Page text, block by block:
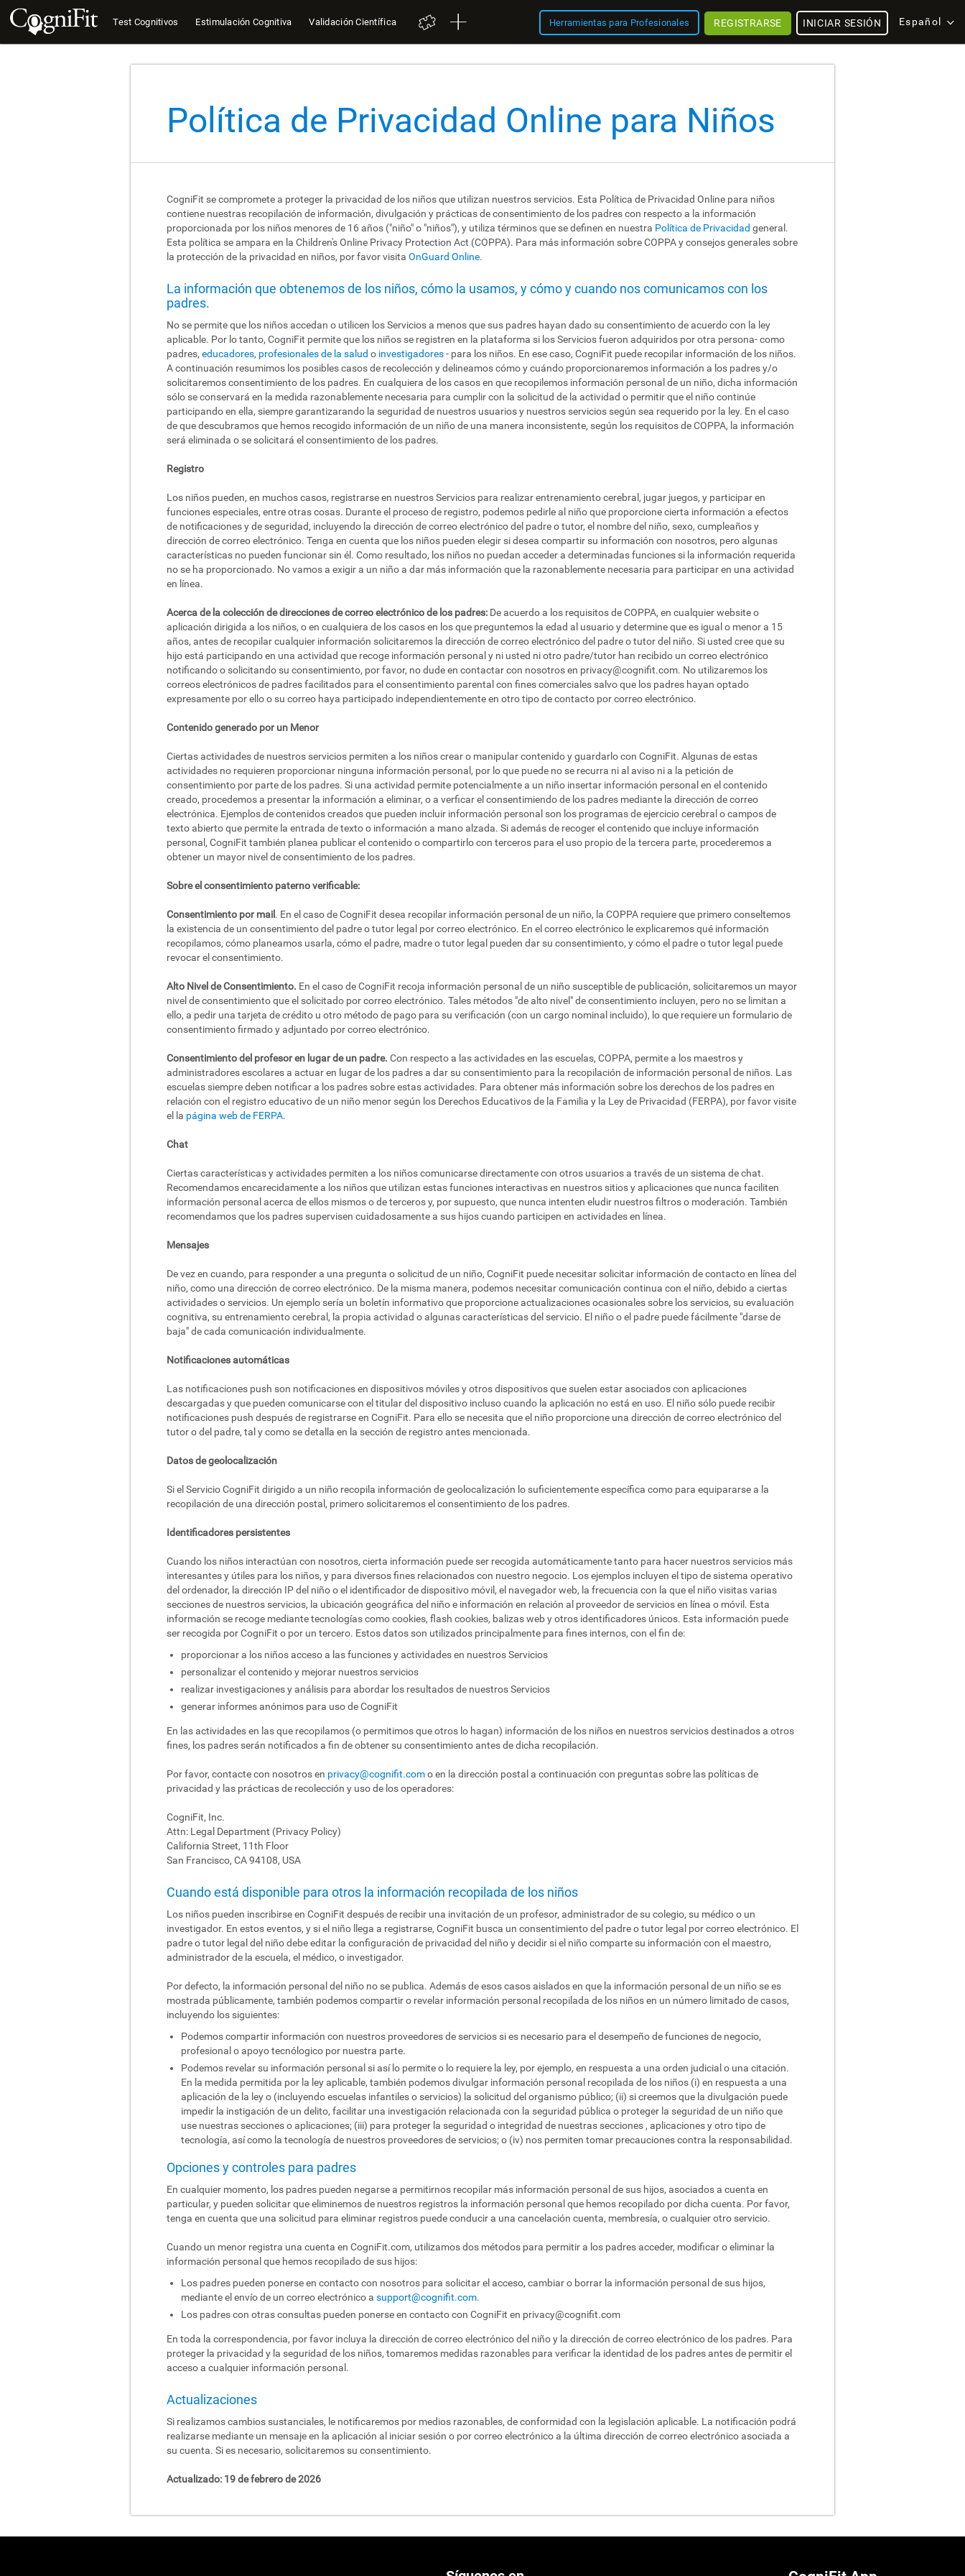
Test Cognitivos Estimulación Cognitiva Validación Científica Herramientas para Profesionales Español
INICIAR SESIÓN
REGISTRARSE
Política de Privacidad Online para Niños
CogniFit se compromete a proteger la privacidad de los niños que utilizan nuestros servicios. Esta Política de Privacidad Online para niños
contiene nuestras recopilación de información, divulgación y prácticas de consentimiento de los padres con respecto a la información
proporcionada por los niños menores de 16 años ("niño" o "niños"), y utiliza términos que se definen en nuestra Política de Privacidad general.
Esta política se ampara en la Children's Online Privacy Protection Act (COPPA). Para más información sobre COPPA y consejos generales sobre
la protección de la privacidad en niños, por favor visita OnGuard Online.
La información que obtenemos de los niños, cómo la usamos, y cómo y cuando nos comunicamos con los
padres.
No se permite que los niños accedan o utilicen los Servicios a menos que sus padres hayan dado su consentimiento de acuerdo con la ley
aplicable. Por lo tanto, CogniFit permite que los niños se registren en la plataforma si los Servicios fueron adquiridos por otra persona- como
padres, educadores, profesionales de la salud o investigadores- para los niños. En ese caso, CogniFit puede recopilar información de los niños.
A continuación resumimos los posibles casos de recolección y delineamos cómo y cuándo proporcionaremos información a los padres y/o
solicitaremos consentimiento de los padres. En cualquiera de los casos en que recopilemos información personal de un niño, dicha información
sólo se conservará en la medida razonablemente necesaria para cumplir con la solicitud de la actividad o permitir que el niño continúe
participando en ella, siempre garantizarando la seguridad de nuestros usuarios y nuestros servicios según sea requerido por la ley. En el caso
de que descubramos que hemos recogido información de un niño de una manera inconsistente, según los requisitos de COPPA, la información
será eliminada o se solicitará el consentimiento de los padres.
Registro
Los niños pueden, en muchos casos, registrarse en nuestros Servicios para realizar entrenamiento cerebral, jugar juegos, y participar en
funciones especiales, entre otras cosas. Durante el proceso de registro, podemos pedirle al niño que proporcione cierta información a efectos
de notificaciones y de seguridad, incluyendo la dirección de correo electrónico del padre o tutor, el nombre del niño, sexo, cumpleaños y
dirección de correo electrónico. Tenga en cuenta que los niños pueden elegir si desea compartir su información con nosotros, pero algunas
características no pueden funcionar sin él. Como resultado, los niños no puedan acceder a determinadas funciones si la información requerida
no se ha proporcionado. No vamos a exigir a un niño a dar más información que la razonablemente necesaria para participar en una actividad
en línea.
Acerca de la colección de direcciones de correo electrónico de los padres: De acuerdo a los requisitos de COPPA, en cualquier website o
aplicación dirigida a los niños, o en cualquiera de los casos en los que preguntemos la edad al usuario y determine que es igual o menor a 15
años, antes de recopilar cualquier información solicitaremos la dirección de correo electrónico del padre o tutor del niño. Si usted cree que su
hijo está participando en una actividad que recoge información personal y ni usted ni otro padre/tutor han recibido un correo electrónico
notificando o solicitando su consentimiento, por favor, no dude en contactar con nosotros en privacy@cognifit.com. No utilizaremos los
correos electrónicos de padres facilitados para el consentimiento parental con fines comerciales salvo que los padres hayan optado
expresamente por ello o su correo haya participado independientemente en otro tipo de contacto por correo electrónico.
Contenido generado por un Menor
Ciertas actividades de nuestros servicios permiten a los niños crear o manipular contenido y guardarlo con CogniFit. Algunas de estas
actividades no requieren proporcionar ninguna información personal, por lo que puede no se recurra ni al aviso ni a la petición de
consentimiento por parte de los padres. Si una actividad permite potencialmente a un niño insertar información personal en el contenido
creado, procedemos a presentar la información a eliminar, o a verficar el consentimiendo de los padres mediante la dirección de correo
electrónica. Ejemplos de contenidos creados que pueden incluir información personal son los programas de ejercicio cerebral o campos de
texto abierto que permite la entrada de texto o información a mano alzada. Si además de recoger el contenido que incluye información
personal, CogniFit también planea publicar el contenido o compartirlo con terceros para el uso propio de la tercera parte, procederemos a
obtener un mayor nivel de consentimiento de los padres.
Sobre el consentimiento paterno verificable:
Consentimiento por mail . En el caso de CogniFit desea recopilar información personal de un niño, la COPPA requiere que primero conseltemos
la existencia de un consentimiento del padre o tutor legal por correo electrónico. En el correo electrónico le explicaremos qué información
recopilamos, cómo planeamos usarla, cómo el padre, madre o tutor legal pueden dar su consentimiento, y cómo el padre o tutor legal puede
revocar el consentimiento.
Alto Nivel de Consentimiento. En el caso de CogniFit recoja información personal de un niño susceptible de publicación, solicitaremos un mayor
nivel de consentimiento que el solicitado por correo electrónico. Tales métodos "de alto nivel" de consentimiento incluyen, pero no se limitan a
ello, a pedir una tarjeta de crédito u otro método de pago para su verificación (con un cargo nominal incluido), lo que requiere un formulario de
consentimiento firmado y adjuntado por correo electrónico.
Consentimiento del profesor en lugar de un padre. Con respecto a las actividades en las escuelas, COPPA, permite a los maestros y
administradores escolares a actuar en lugar de los padres a dar su consentimiento para la recopilación de información personal de niños. Las
escuelas siempre deben notificar a los padres sobre estas actividades. Para obtener más información sobre los derechos de los padres en
relación con el registro educativo de un niño menor según los Derechos Educativos de la Familia y la Ley de Privacidad (FERPA), por favor visite
el la página web de FERPA.
Chat
Ciertas características y actividades permiten a los niños comunicarse directamente con otros usuarios a través de un sistema de chat.
Recomendamos encarecidamente a los niños que utilizan estas funciones interactivas en nuestros sitios y aplicaciones que nunca faciliten
información personal acerca de ellos mismos o de terceros y, por supuesto, que nunca intenten eludir nuestros filtros o moderación. También
recomendamos que los padres supervisen cuidadosamente a sus hijos cuando participen en actividades en línea.
Mensajes
De vez en cuando, para responder a una pregunta o solicitud de un niño, CogniFit puede necesitar solicitar información de contacto en línea del
niño, como una dirección de correo electrónico. De la misma manera, podemos necesitar comunicación continua con el niño, debido a ciertas
actividades o servicios. Un ejemplo sería un boletín informativo que proporcione actualizaciones ocasionales sobre los servicios, su evaluación
cognitiva, su entrenamiento cerebral, la propia actividad o algunas características del servicio. El niño o el padre puede fácilmente "darse de
baja" de cada comunicación individualmente.
Notificaciones automáticas
Las notificaciones push son notificaciones en dispositivos móviles y otros dispositivos que suelen estar asociados con aplicaciones
descargadas y que pueden comunicarse con el titular del dispositivo incluso cuando la aplicación no está en uso. El niño sólo puede recibir
notificaciones push después de registrarse en CogniFit. Para ello se necesita que el niño proporcione una dirección de correo electrónico del
tutor o del padre, tal y como se detalla en la sección de registro antes mencionada.
Datos de geolocalización
Si el Servicio CogniFit dirigido a un niño recopila información de geolocalización lo suficientemente específica como para equipararse a la
recopilación de una dirección postal, primero solicitaremos el consentimiento de los padres.
Identificadores persistentes
Cuando los niños interactúan con nosotros, cierta información puede ser recogida automáticamente tanto para hacer nuestros servicios más
interesantes y útiles para los niños, y para diversos fines relacionados con nuestro negocio. Los ejemplos incluyen el tipo de sistema operativo
del ordenador, la dirección IP del niño o el identificador de dispositivo móvil, el navegador web, la frecuencia con la que el niño visitas varias
secciones de nuestros servicios, la ubicación geográfica del niño e información en relación al proveedor de servicios en línea o móvil. Esta
información se recoge mediante tecnologías como cookies, flash cookies, balizas web y otros identificadores únicos. Esta información puede
ser recogida por CogniFit o por un tercero. Estos datos son utilizados principalmente para fines internos, con el fin de:
proporcionar a los niños acceso a las funciones y actividades en nuestros Servicios
personalizar el contenido y mejorar nuestros servicios
realizar investigaciones y análisis para abordar los resultados de nuestros Servicios
generar informes anónimos para uso de CogniFit
En las actividades en las que recopilamos (o permitimos que otros lo hagan) información de los niños en nuestros servicios destinados a otros
fines, los padres serán notificados a fin de obtener su consentimiento antes de dicha recopilación.
Por favor, contacte con nosotros en privacy@cognifit.como en la dirección postal a continuación con preguntas sobre las políticas de
privacidad y las prácticas de recolección y uso de los operadores:
CogniFit, Inc.
Attn: Legal Department (Privacy Policy)
California Street, 11th Floor
San Francisco, CA 94108, USA
Cuando está disponible para otros la información recopilada de los niños
Los niños pueden inscribirse en CogniFit después de recibir una invitación de un profesor, administrador de su colegio, su médico o un
investigador. En estos eventos, y si el niño llega a registrarse, CogniFit busca un consentimiento del padre o tutor legal por correo electrónico. El
padre o tutor legal del niño debe editar la configuración de privacidad del niño y decidir si el niño comparte su información con el maestro,
administrador de la escuela, el médico, o investigador.
Por defecto, la información personal del niño no se publica. Además de esos casos aislados en que la información personal de un niño se es
mostrada públicamente, también podemos compartir o revelar información personal recopilada de los niños en un número limitado de casos,
incluyendo los siguientes:
Podemos compartir información con nuestros proveedores de servicios si es necesario para el desempeño de funciones de negocio,
profesional o apoyo tecnólogico por nuestra parte.
Podemos revelar su información personal si así lo permite o lo requiere la ley, por ejemplo, en respuesta a una orden judicial o una citación.
En la medida permitida por la ley aplicable, también podemos divulgar información personal recopilada de los niños (i) en respuesta a una
aplicación de la ley o (incluyendo escuelas infantiles o servicios) la solicitud del organismo público; (ii) si creemos que la divulgación puede
impedir la instigación de un delito, facilitar una investigación relacionada con la seguridad pública o proteger la seguridad de un niño que
use nuestras secciones o aplicaciones; (iii) para proteger la seguridad o integridad de nuestras secciones , aplicaciones y otro tipo de
tecnología, así como la tecnología de nuestros proveedores de servicios; o (iv) nos permiten tomar precauciones contra la responsabilidad.
Opciones y controles para padres
En cualquier momento, los padres pueden negarse a permitirnos recopilar más información personal de sus hijos, asociados a cuenta en
particular, y pueden solicitar que eliminemos de nuestros registros la información personal que hemos recopilado por dicha cuenta. Por favor,
tenga en cuenta que una solicitud para eliminar registros puede conducir a una cancelación cuenta, membresía, o cualquier otro servicio.
Cuando un menor registra una cuenta en CogniFit.com, utilizamos dos métodos para permitir a los padres acceder, modificar o eliminar la
información personal que hemos recopilado de sus hijos:
Los padres pueden ponerse en contacto con nosotros para solicitar el acceso, cambiar o borrar la información personal de sus hijos,
mediante el envío de un correo electrónico a support@cognifit.com.
Los padres con otras consultas pueden ponerse en contacto con CogniFit en privacy@cognifit.com
En toda la correspondencia, por favor incluya la dirección de correo electrónico del niño y la dirección de correo electrónico de los padres. Para
proteger la privacidad y la seguridad de los niños, tomaremos medidas razonables para verificar la identidad de los padres antes de permitir el
acceso a cualquier información personal.
Actualizaciones
Si realizamos cambios sustanciales, le notificaremos por medios razonables, de conformidad con la legislación aplicable. La notificación podrá
realizarse mediante un mensaje en la aplicación al iniciar sesión o por correo electrónico a la última dirección de correo electrónico asociada a
su cuenta. Si es necesario, solicitaremos su consentimiento.
Actualizado: 19 de febrero de 2026